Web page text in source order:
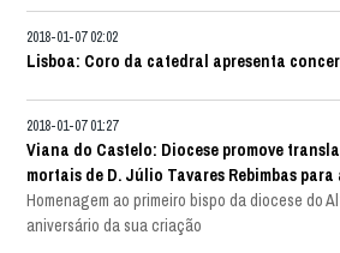
2018-01-07 02:02
Lisboa: Coro da catedral apresenta
2018-01-07 01:27
Viana do Castelo: Diocese promove
mortais de D. Júlio Tavares Rebimbas para
Homenagem ao primeiro bispo da diocese do
aniversário da sua criação